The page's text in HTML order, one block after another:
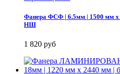
Фанера ФСФ | 6.5мм | 1500 мм х
НШ
1 820 руб